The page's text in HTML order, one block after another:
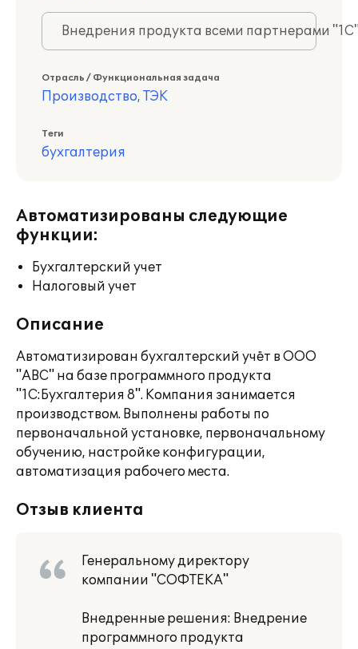
Внедрения продукта всеми партнерами
Отрасль / Функциональная задача
Производство, ТЭК
Теги
бухгалтерия
Автоматизированы следующие
функции:
Бухгалтерский учет
Налоговый учет
Описание
Автоматизирован бухгалтерский учёт в ООО
"АВС" на базе программного продукта
"1С:Бухгалтерия 8". Компания занимается
производством. Выполнены работы по
первоначальной установке, первоначальному
обучению, настройке конфигурации,
автоматизация рабочего места.
Отзыв клиента
Генеральному директору
компании "СОФТЕКА"
Внедренные решения: Внедрение
программного продукта